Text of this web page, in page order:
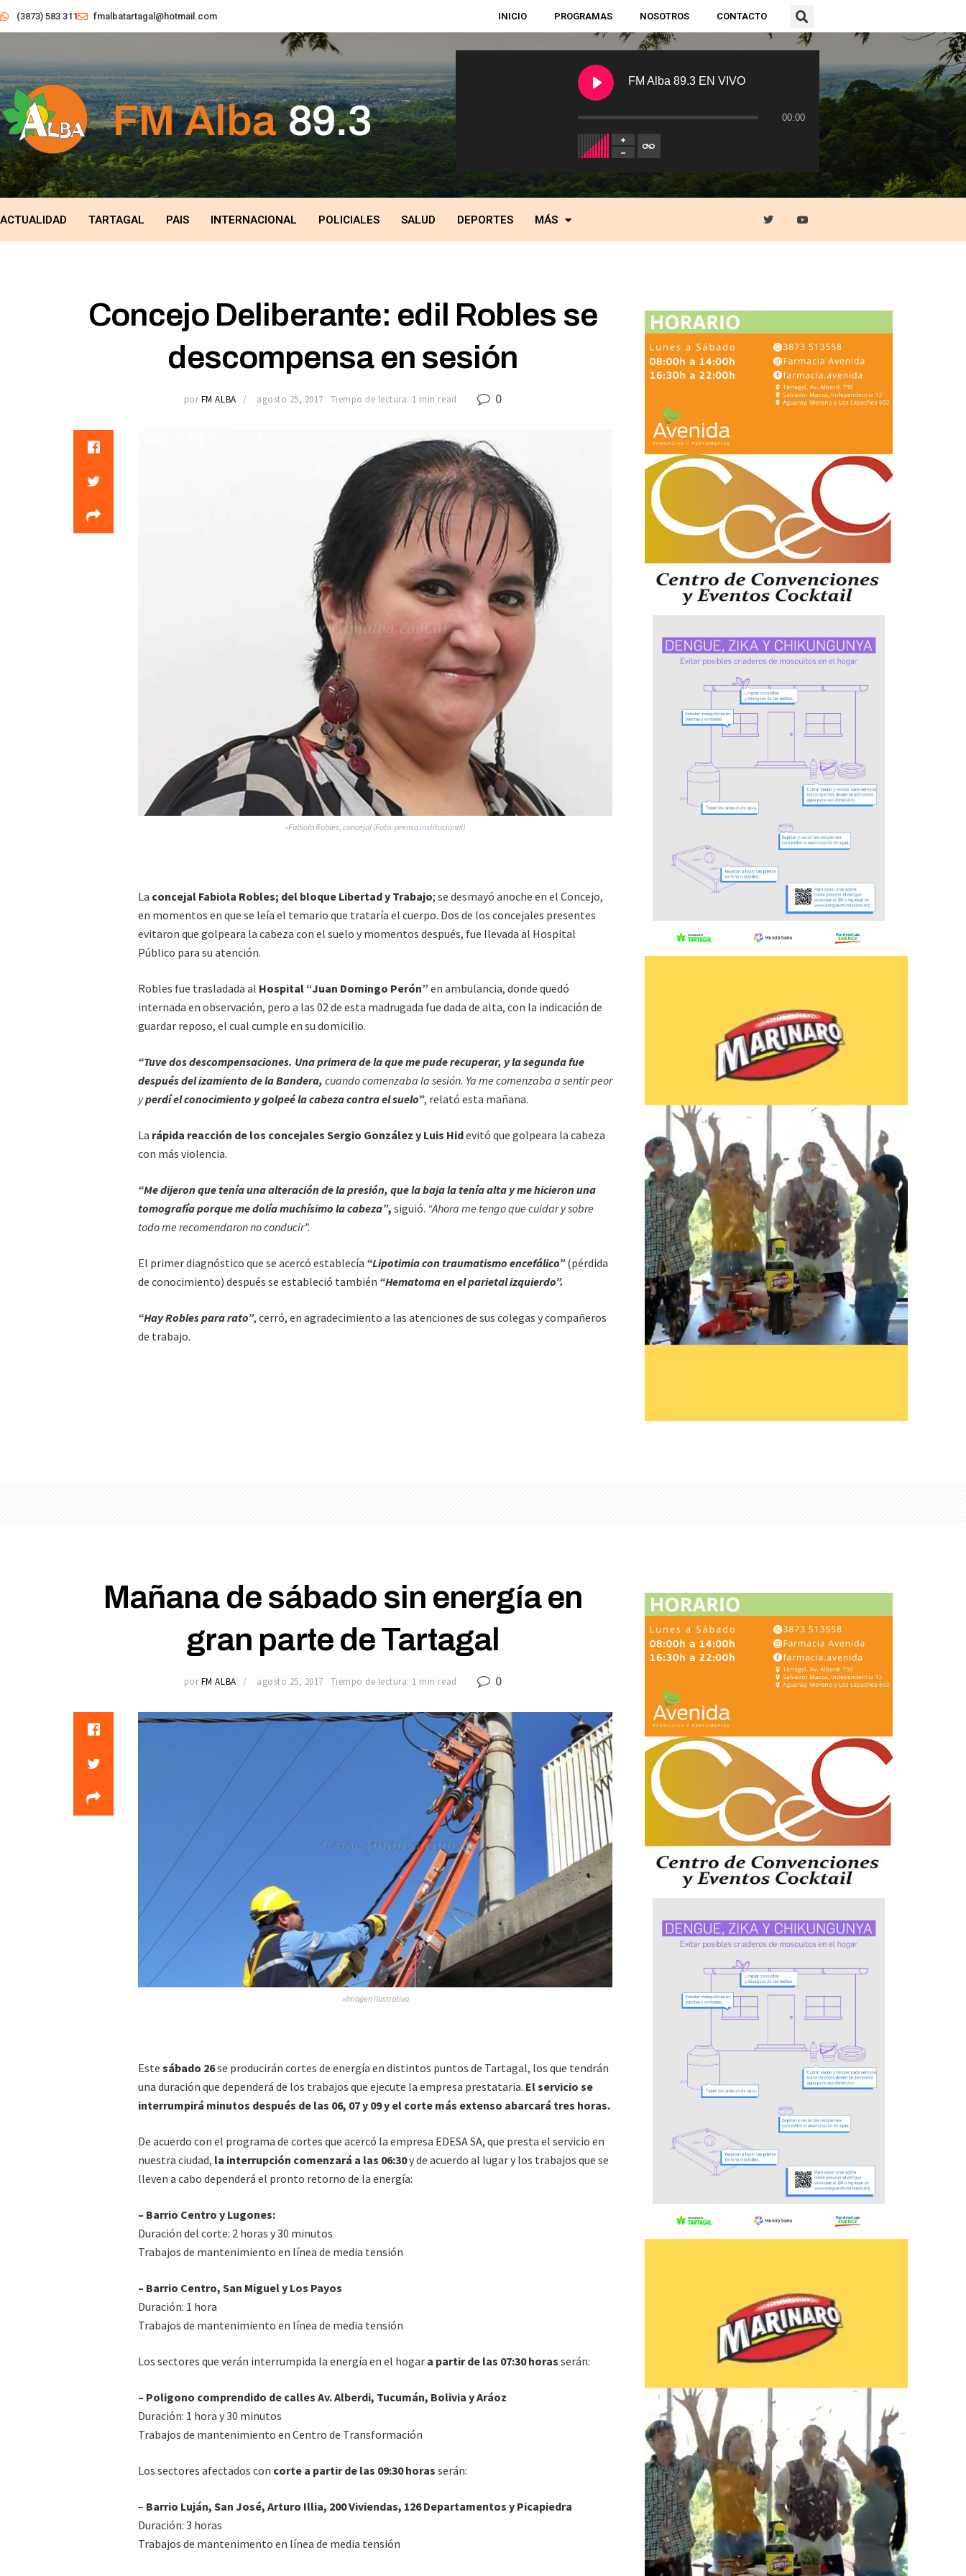
(3873) 583 311 fmalbatartagal@hotmail.com INICIO PROGRAMAS NOSOTROS CONTACTO
FM Alba 89.3 EN VIVO
00:00
ACTUALIDAD TARTAGAL PAIS INTERNACIONAL POLICIALES SALUD DEPORTES MÁS
Concejo Deliberante: edil Robles se
descompensa en sesión
por FM ALBA agosto 25, 2017 Tiempo de lectura: 1 min read 0
»Fabiola Robles, concejal (Foto: prensa institucional)
La concejal Fabiola Robles; del bloque Libertad y Trabajo; se desmayó anoche en el Concejo,
en momentos en que se leía el temario que trataría el cuerpo. Dos de los concejales presentes
evitaron que golpeara la cabeza con el suelo y momentos después, fue llevada al Hospital
Público para su atención.
Robles fue trasladada al Hospital “Juan Domingo Perón” en ambulancia, donde quedó
internada en observación, pero a las 02 de esta madrugada fue dada de alta, con la indicación de
guardar reposo, el cual cumple en su domicilio.
“Tuve dos descompensaciones. Una primera de la que me pude recuperar, y la segunda fue
después del izamiento de la Bandera, cuando comenzaba la sesión. Ya me comenzaba a sentir peor
yperdí el conocimiento y golpeé la cabeza contra el suelo”, relató esta mañana.
La rápida reacción de los concejales Sergio González y Luis Hidevitó que golpeara la cabeza
con más violencia.
“Me dijeron que tenía una alteración de la presión, que la baja la tenía alta y me hicieron una
tomografía porque me dolía muchísimo la cabeza”, siguió. “Ahora me tengo que cuidar y sobre
todo me recomendaron no conducir”.
El primer diagnóstico que se acercó establecía “Lipotimia con traumatismo encefálico” (pérdida
de conocimiento) después se estableció también “Hematoma en el parietal izquierdo”.
“Hay Robles para rato”, cerró, en agradecimiento a las atenciones de sus colegas y compañeros
de trabajo.
Mañana de sábado sin energía en
gran parte de Tartagal
por FM ALBA agosto 25, 2017 Tiempo de lectura: 1 min read 0
»Imagen ilustrativa
Este sábado 26se producirán cortes de energía en distintos puntos de Tartagal, los que tendrán
una duración que dependerá de los trabajos que ejecute la empresa prestataria. El servicio se
interrumpirá minutos después de las 06, 07 y 09 y el corte más extenso abarcará tres horas.
De acuerdo con el programa de cortes que acercó la empresa EDESA SA, que presta el servicio en
nuestra ciudad, la interrupción comenzará a las 06:30y de acuerdo al lugar y los trabajos que se
lleven a cabo dependerá el pronto retorno de la energía:
– Barrio Centro y Lugones:
Duración del corte: 2 horas y 30 minutos
Trabajos de mantenimiento en línea de media tensión
– Barrio Centro, San Miguel y Los Payos
Duración: 1 hora
Trabajos de mantenimiento en línea de media tensión
Los sectores que verán interrumpida la energía en el hogar a partir de las 07:30 horas serán:
– Poligono comprendido de calles Av. Alberdi, Tucumán, Bolivia y Aráoz
Duración: 1 hora y 30 minutos
Trabajos de mantenimiento en Centro de Transformación
Los sectores afectados con corte a partir de las 09:30 horas serán:
– Barrio Luján, San José, Arturo Illia, 200 Viviendas, 126 Departamentos y Picapiedra
Duración: 3 horas
Trabajos de mantenimento en línea de media tensión